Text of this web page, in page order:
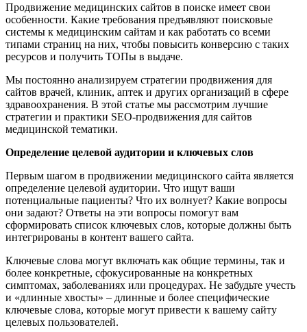
Продвижение медицинских сайтов в поиске имеет свои
особенности. Какие требования предъявляют поисковые
системы к медицинским сайтам и как работать со всеми
типами страниц на них, чтобы повысить конверсию с таких
ресурсов и получить ТОПы в выдаче.
Мы постоянно анализируем стратегии продвижения для
сайтов врачей, клиник, аптек и других организаций в сфере
здравоохранения. В этой статье мы рассмотрим лучшие
стратегии и практики SEO-продвижения для сайтов
медицинской тематики.
Определение целевой аудитории и ключевых слов
Первым шагом в продвижении медицинского сайта является
определение целевой аудитории. Что ищут ваши
потенциальные пациенты? Что их волнует? Какие вопросы
они задают? Ответы на эти вопросы помогут вам
сформировать список ключевых слов, которые должны быть
интегрированы в контент вашего сайта.
Ключевые слова могут включать как общие термины, так и
более конкретные, сфокусированные на конкретных
симптомах, заболеваниях или процедурах. Не забудьте учесть
и «длинные хвосты» – длинные и более специфические
ключевые слова, которые могут привести к вашему сайту
целевых пользователей.